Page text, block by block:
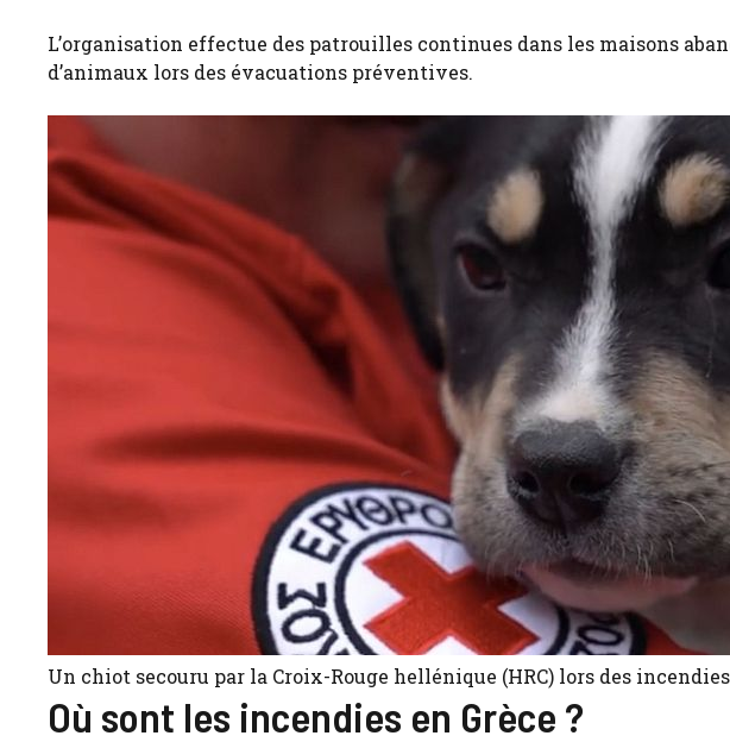
L’organisation effectue des patrouilles continues dans les maisons
d’animaux lors des évacuations préventives.
Un chiot secouru par la Croix-Rouge hellénique (HRC) lors des
Où sont les incendies en Grèce ?